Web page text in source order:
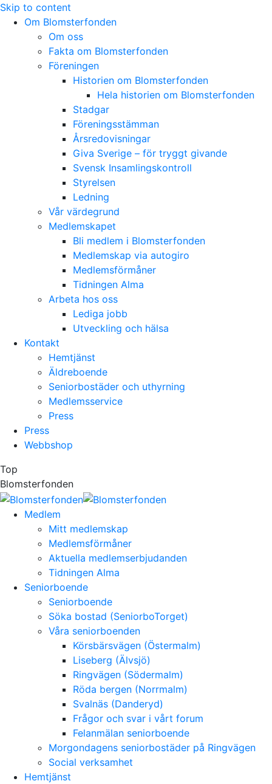
Skip to content
Om Blomsterfonden
Om oss
Fakta om Blomsterfonden
Föreningen
Historien om Blomsterfonden
Hela historien om Blomsterfonden
Stadgar
Föreningsstämman
Årsredovisningar
Giva Sverige – för tryggt givande
Svensk Insamlingskontroll
Styrelsen
Ledning
Vår värdegrund
Medlemskapet
Bli medlem i Blomsterfonden
Medlemskap via autogiro
Medlemsförmåner
Tidningen Alma
Arbeta hos oss
Lediga jobb
Utveckling och hälsa
Kontakt
Hemtjänst
Äldreboende
Seniorbostäder och uthyrning
Medlemsservice
Press
Press
Webbshop
Top
Blomsterfonden
Medlem
Mitt medlemskap
Medlemsförmåner
Aktuella medlemserbjudanden
Tidningen Alma
Seniorboende
Seniorboende
Söka bostad (SeniorboTorget)
Våra seniorboenden
Körsbärsvägen (Östermalm)
Liseberg (Älvsjö)
Ringvägen (Södermalm)
Röda bergen (Norrmalm)
Svalnäs (Danderyd)
Frågor och svar i vårt forum
Felanmälan seniorboende
Morgondagens seniorbostäder på Ringvägen
Social verksamhet
Hemtjänst